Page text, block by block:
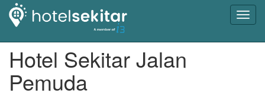
Hotel Sekitar Jalan
Pemuda